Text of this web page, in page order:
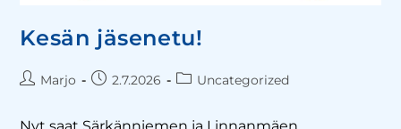
Kesän jäsenetu!
Marjo 2.7.2026 Uncategorized
Nyt saat Särkänniemen ja Linnanmäen